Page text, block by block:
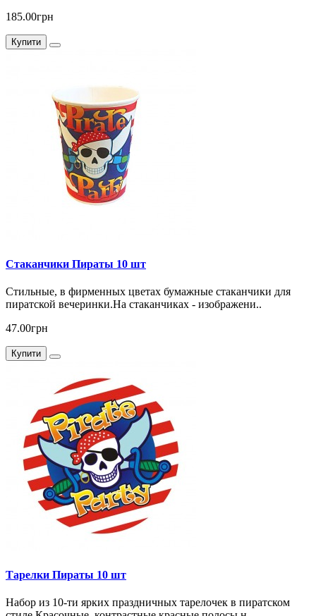
185.00грн
Купити
Стаканчики Пираты 10 шт
Стильные, в фирменных цветах бумажные стаканчики для
пиратской вечеринки.На стаканчиках - изображени..
47.00грн
Купити
Тарелки Пираты 10 шт
Набор из 10-ти ярких праздничных тарелочек в пиратском